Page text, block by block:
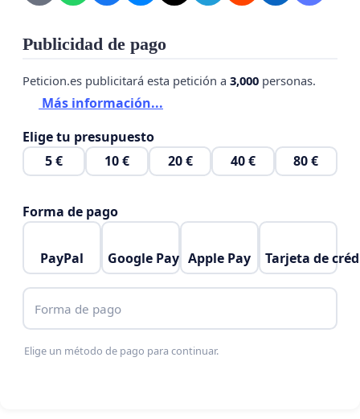
Publicidad de pago
Peticion.es publicitará esta petición a 3,000 personas.
Más información...
Elige tu presupuesto
5 €
10 € 20 € 40 € 80 €
Forma de pago
PayPal Google Pay Apple Pay Tarjeta de
Forma de pago
Elige un método de pago para continuar.